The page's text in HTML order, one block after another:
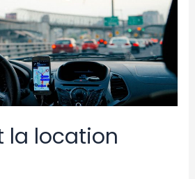
la location